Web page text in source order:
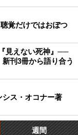
覚だけではおぼつ
見えない死神』──
刊3冊から語り合う
シス・オコナー著
週間